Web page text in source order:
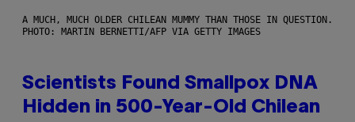
A MUCH, MUCH OLDER CHILEAN MUMMY THAN THOSE IN QUESTION.
PHOTO: MARTIN BERNETTI/AFP VIA GETTY IMAGES
Scientists Found Smallpox DNA
Hidden in 500-Year-Old Chilean